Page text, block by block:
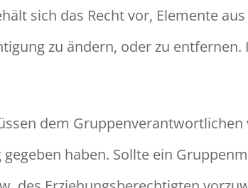
sich das Recht vor, Elemente
zu ändern, oder zu entfernen.
dem Gruppenverantwortlichen
haben. Sollte ein